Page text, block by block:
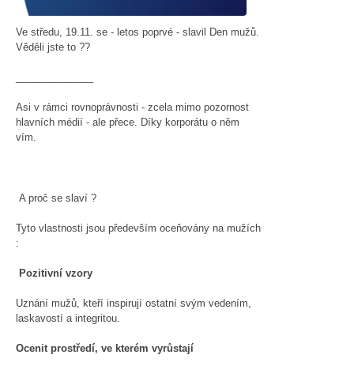
Ve středu, 19.11. se - letos poprvé - slavil Den mužů.
Věděli jste to ??
Asi v rámci rovnoprávnosti - zcela mimo pozornost
hlavních médií - ale přece. Díky korporátu o něm
vím.
A proč se slaví ?
Tyto vlastnosti jsou především oceňovány na mužích
:
Pozitivní vzory
Uznání mužů, kteří inspirují ostatní svým vedením,
laskavostí a integritou.
Ocenit prostředí, ve kterém vyrůstají